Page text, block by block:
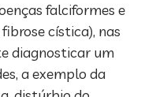
falciformes e
cística), nas
diagnosticar um
a exemplo da